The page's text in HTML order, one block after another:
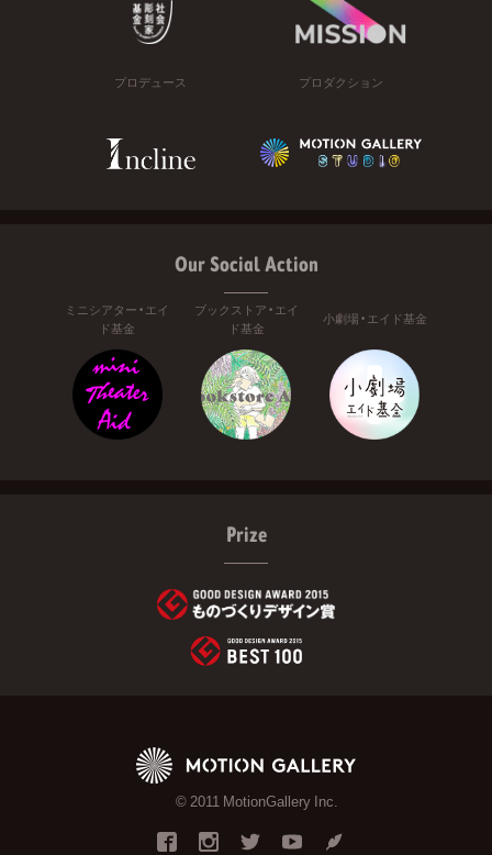
プロデュース プロダクション
Our Social Action
ミニシアター・エイ
ド基金
ブックストア・エイ
ド基金
小劇場・エイド基金
Prize
© 2011 MotionGallery Inc.